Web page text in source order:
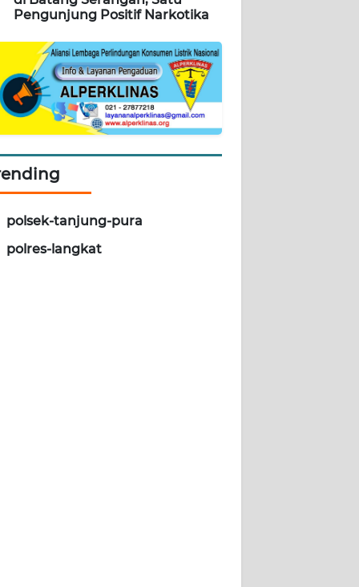
Pengunjung Positif Narkotika
polsek-tanjung-pura
polres-langkat